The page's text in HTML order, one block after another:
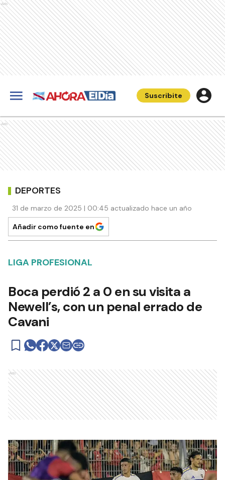
Ads
Suscribite
Ads
DEPORTES
31 de marzo de 2025 | 00:45 actualizado hace un año
Añadir como fuente en
LIGA PROFESIONAL
Boca perdió 2 a 0 en su visita a
Newell’s, con un penal errado de
Cavani
Ads